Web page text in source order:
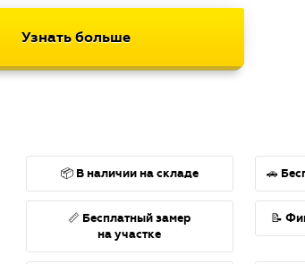
📦 В наличии на складе 🚗
📏 Бесплатный замер
на участке
📝